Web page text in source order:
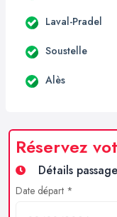
Laval-Pradel
Soustelle
Alès
Réservez
Détails
Date départ *